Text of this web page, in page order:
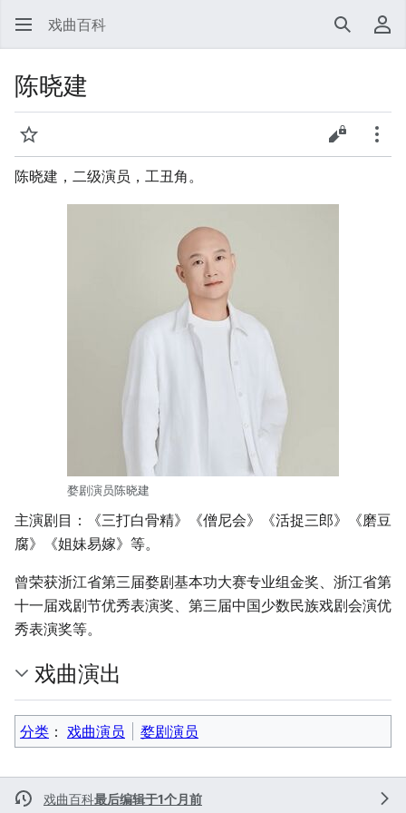
戏曲百科 搜索 用
陈晓建
监视 查看源代
更多
陈晓建，二级演员，工丑角。
婺剧演员陈晓建
主演剧目：《三打白骨精》《僧尼会》《活捉三郎》《磨豆
腐》《姐妹易嫁》等。
曾荣获浙江省第三届婺剧基本功大赛专业组金奖、浙江省第
十一届戏剧节优秀表演奖、第三届中国少数民族戏剧会演优
秀表演奖等。
戏曲演出
分类 ：​ 戏曲演员 婺剧演员
戏曲百科最后编辑于1个月前